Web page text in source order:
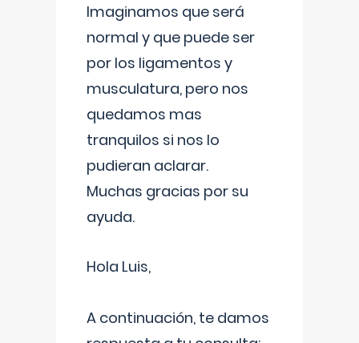
Imaginamos que será
normal y que puede ser
por los ligamentos y
musculatura, pero nos
quedamos mas
tranquilos si nos lo
pudieran aclarar.
Muchas gracias por su
ayuda.
Hola Luis,
A continuación, te damos